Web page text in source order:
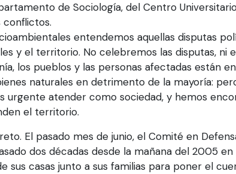
de Sociología, del Centro
conflictos.
entendemos aquellas disputas
y el territorio. No celebremos las disputas, ni
los pueblos y las personas afectadas están
naturales en detrimento de la mayoría:
urgente atender como sociedad, y hemos
el territorio.
El pasado mes de junio, el Comité en
dos décadas desde la mañana del 2005
sus casas junto a sus familias para poner el